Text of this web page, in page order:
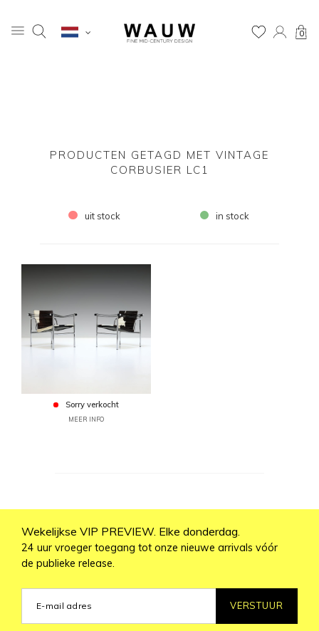
0
PRODUCTEN GETAGD MET VINTAGE
CORBUSIER LC1
uit stock in stock
Sorry verkocht
MEER INFO
Wekelijkse VIP PREVIEW. Elke donderdag.
24 uur vroeger toegang tot onze nieuwe arrivals vóór
de publieke release.
VERSTUUR